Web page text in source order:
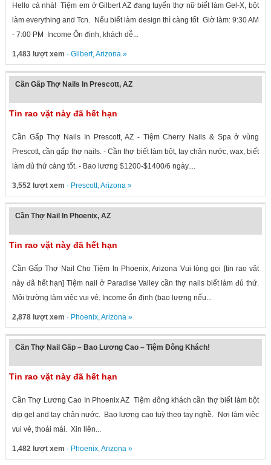
Hello cả nhà! Tiệm em ở Gilbert AZ đang tuyển thợ nữ biết làm Gel-X, bột
làm everything and Tcn. Nếu biết làm design thì càng tốt Giờ làm: 9:30 AM
- 7:00 PM Income Ổn định, khách dễ...
1,483 lượt xem · Gilbert,Arizona»
Cần Gấp Thợ Nails In Prescott, AZ
Tin rao vặt này đã hết hạn
Cần Gấp Thợ Nails In Prescott, AZ - Tiệm Cherry Nails & Spa ở vùng
Prescott, cần gấp thợ nails. - Cần thợ biết làm bột, tay chân nước, wax, biết
làm đủ thứ càng tốt. - Bao lương $1200-$1400/6 ngày....
3,552 lượt xem · Prescott,Arizona»
Cần Thợ Nail In Phoenix, AZ
Tin rao vặt này đã hết hạn
Cần Gấp Thợ Nail Cho Tiệm In Phoenix, Arizona Vui lòng gọi [tin rao vặt
này đã hết hạn] Tiệm nail ở Paradise Valley cần thợ nails biết làm đủ thứ.
Môi trường làm việc vui vẻ. Income ổn định (bao lương nếu...
2,878 lượt xem · Phoenix,Arizona»
Cần Thợ Nail Gấp – Bao Lương Cao – Tiệm Đông Khách!
Tin rao vặt này đã hết hạn
Cần Thợ Lương Cao In Phoenix AZ Tiệm đông khách cần thợ biết làm bột
dip gel and tay chân nước. Bao lương cao tuỳ theo tay nghề. Nơi làm việc
vui vẻ, thoải mái. Xin liên...
1,482 lượt xem · Phoenix,Arizona»